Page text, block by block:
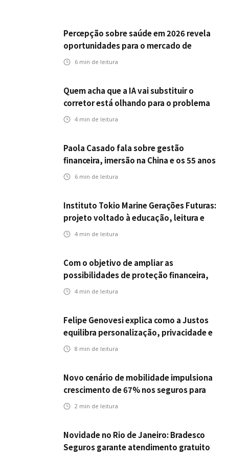
Percepção sobre saúde em 2026 revela
oportunidades para o mercado de
seguros ampliar cobertura e prevenção
6 min de leitura
Quem acha que a IA vai substituir o
corretor está olhando para o problema
errado
4 min de leitura
Paola Casado fala sobre gestão
financeira, imersão na China e os 55 anos
da ENS
6 min de leitura
Instituto Tokio Marine Gerações Futuras:
projeto voltado à educação, leitura e
empregabilidade
4 min de leitura
Com o objetivo de ampliar as
possibilidades de proteção financeira,
Icatu Seguros eleva capital segurado
4 min de leitura
Felipe Genovesi explica como a Justos
equilibra personalização, privacidade e
tecnologia
8 min de leitura
Novo cenário de mobilidade impulsiona
crescimento de 67% nos seguros para
veículos elétricos da Bradesco Seguros
2 min de leitura
Novidade no Rio de Janeiro: Bradesco
Seguros garante atendimento gratuito